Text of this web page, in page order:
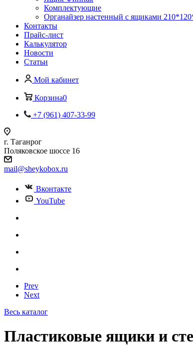
Комплектующие
Органайзер настенный с ящиками
Контакты
Прайс-лист
Калькулятор
Новости
Статьи
Мой кабинет
Корзина0
+7 (961) 407-33-99
г. Таганрог
Поляковское шоссе 16
mail@sheykobox.ru
Вконтакте
YouTube
Prev
Next
Весь каталог
Пластиковые ящики и